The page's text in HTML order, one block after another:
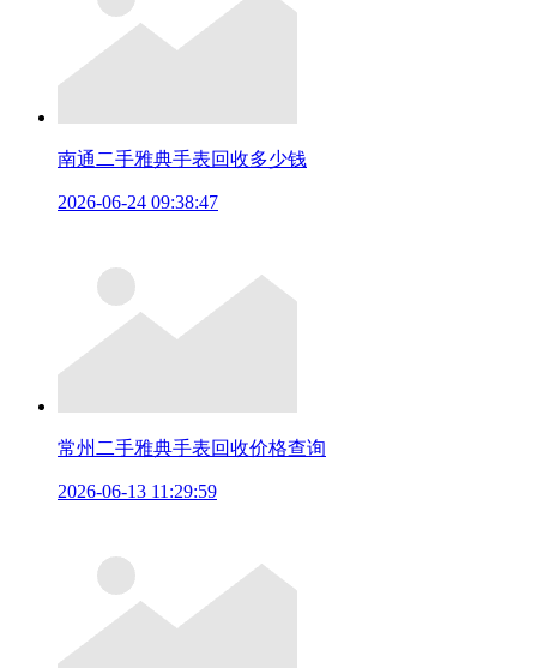
南通二手雅典手表回收多少钱
2026-06-24 09:38:47
常州二手雅典手表回收价格查询
2026-06-13 11:29:59